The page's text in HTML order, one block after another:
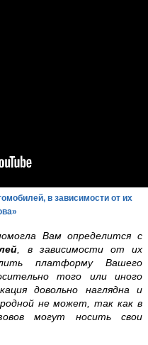
в зависимости от их
Вам определится с
, в зависимости от их
платформу Вашего
того или иного
довольно наглядна и
не может, так как в
могут носить свои